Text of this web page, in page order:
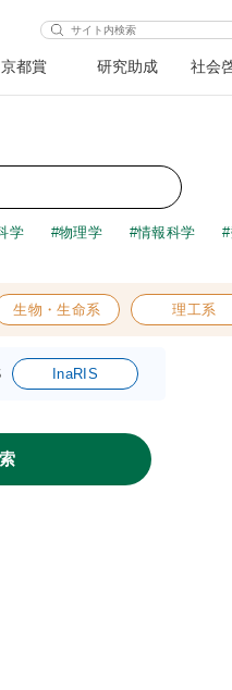
京都賞 研究助成 社会
学 物理学 情報科学
生物・生命系 理工系
InaRIS